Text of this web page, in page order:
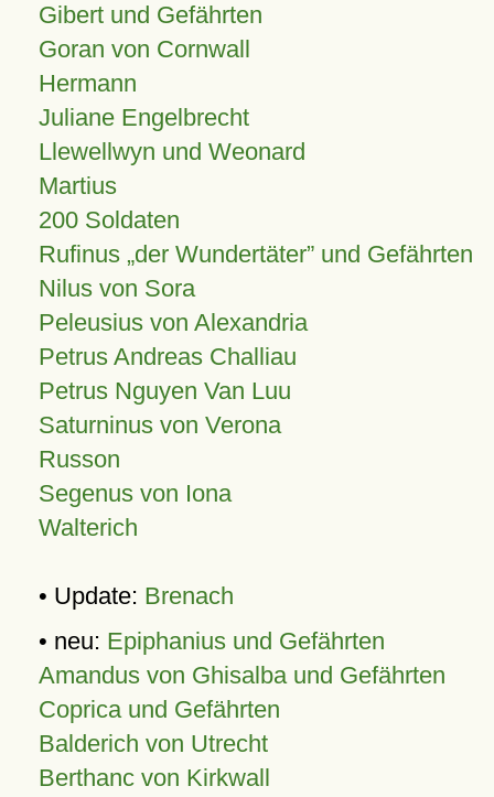
Gibert und Gefährten
Goran von Cornwall
Hermann
Juliane Engelbrecht
Llewellwyn und Weonard
Martius
200 Soldaten
Rufinus „der Wundertäter” und Gefährten
Nilus von Sora
Peleusius von Alexandria
Petrus Andreas Challiau
Petrus Nguyen Van Luu
Saturninus von Verona
Russon
Segenus von Iona
Walterich
• Update: Brenach
• neu: Epiphanius und Gefährten
Amandus von Ghisalba und Gefährten
Coprica und Gefährten
Balderich von Utrecht
Berthanc von Kirkwall